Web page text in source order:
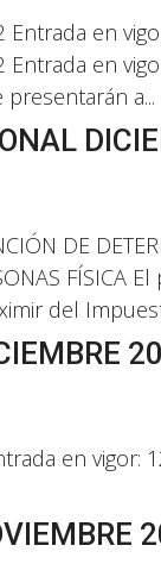
Entrada en
Entrada en
a...
DE
del
en